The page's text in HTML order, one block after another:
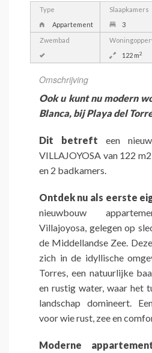
Type
Appartement
Slaapkamers
3
Zwembad
122 m2
Omschrijving
Ook u kunt nu modern
Blanca, bij Playa del
Dit betreft een
VILLAJOYOSA van 122
en 2 badkamers.
Ontdek nu als eerste
nieuwbouw
Villajoyosa, gelegen op
de Middellandse Zee.
zich in de idyllische
Torres, een natuurlijke
en rustig water, waar het
landschap domineert.
voor wie rust, zee en
Moderne